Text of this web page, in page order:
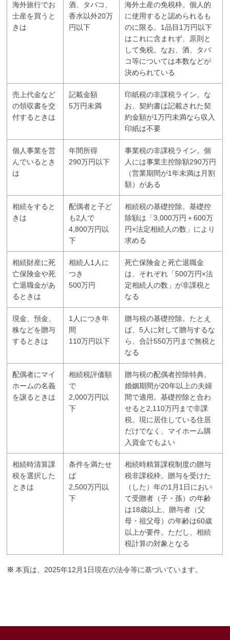
海外旅行でお
士産を買うと
きは
酒、タバコ、
香水以外20万
円以下
海外土産の免税枠。個人的
に使用すると認められるも
のに限る。1品目1万円以下
はこれに含まれず、原則と
して免税。なお、酒、タバ
コ等については本数などが
決められている
売上代金など
の領収書を交
付するときは
記載金額
5万円未満
印紙税の非課税ライン。な
お、契約書は記載された契
約金額が1万円未満なら収入
印紙は不要
個人事業を営
んでいるとき
は
年間所得
290万円以下
事業税の非課税ライン。個
人には事業主控除額290万円
（営業期間が1年未満は月割
額）がある
相続をすると
きは
配偶者と子ど
も2人で
4,800万円以
下
相続税の基礎控除。基礎控
除額は「3,000万円＋600万
円×法定相続人の数」により
求める
相続財産に死
亡保険金や死
亡退職金があ
るときは
相続人1人に
つき
500万円
死亡保険金と死亡退職金
は、それぞれ「500万円×法
定相続人の数」が非課税と
なる
現金、預金、
株などを贈与
するときは
1人につき年
間
110万円以下
贈与税の基礎控除。たとえ
ば、5人に対して贈与するな
ら、合計550万円まで無税と
なる
配偶者にマイ
ホームの名義
を譲るときは
相続税評価額
で
2,000万円以
下
贈与税の配偶者控除特典。
婚姻期間が20年以上の夫婦
間で適用。基礎控除と合わ
せると2,110万円まで非課
税。現に居住している住居
だけでなく、マイホーム購
入資金でもよい
相続時清算課
税を選択した
ときは
条件を満たせ
ば
2,500万円以
下
相続時精算課税制度の贈与
税非課税枠。贈与を受けた
（した）年の1月1日におい
て受贈者（子・孫）の年齢
は18歳以上、贈与者（父
母・祖父母）の年齢は60歳
以上が要件。ただし、相続
税計算の対象となる
※ 本頁は、2025年12月1日現在の法令等に基づいています。